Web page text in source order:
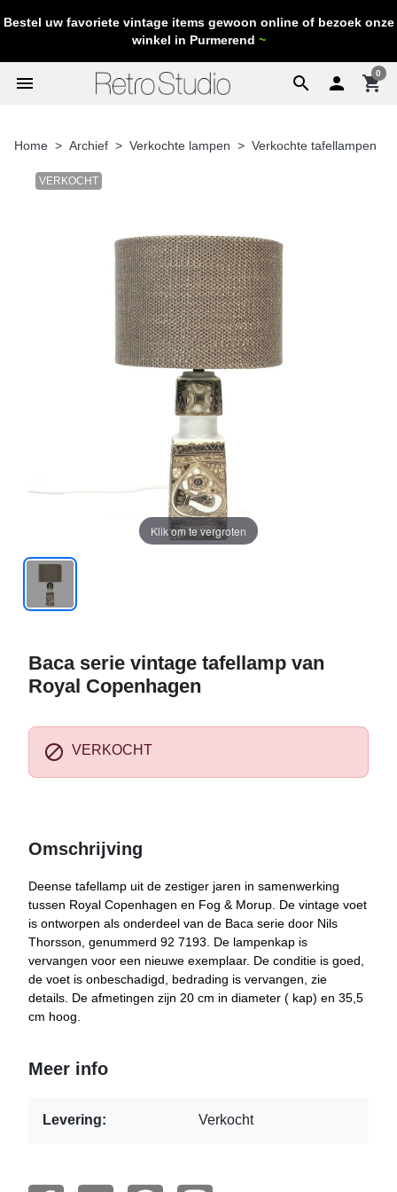
Bestel uw favoriete vintage items gewoon online of bezoek onze
winkel in Purmerend ~
search
menu  shopping_cart
0
Home Archief Verkochte lampen Verkochte tafellampen
VERKOCHT
Klik om te vergroten
Baca serie vintage tafellamp van
Royal Copenhagen
 VERKOCHT
Omschrijving
Deense tafellamp uit de zestiger jaren in samenwerking
tussen Royal Copenhagen en Fog & Morup. De vintage voet
is ontworpen als onderdeel van de Baca serie door Nils
Thorsson, genummerd 92 7193. De lampenkap is
vervangen voor een nieuwe exemplaar. De conditie is goed,
de voet is onbeschadigd, bedrading is vervangen, zie
details. De afmetingen zijn 20 cm in diameter ( kap) en 35,5
cm hoog.
Meer info
Levering: Verkocht